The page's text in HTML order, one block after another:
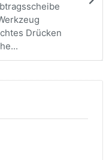
Drücken